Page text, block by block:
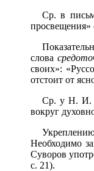
Ср. в
просвещения»
слова
своих»:
отстоит от
Ср. у Н. И.
вокруг
Необходимо
Суворов
с. 21).